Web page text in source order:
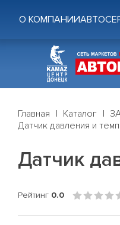
О КОМПАНИИ
Главная Каталог
Датчик давления и
Датчик
Рейтинг 0.0